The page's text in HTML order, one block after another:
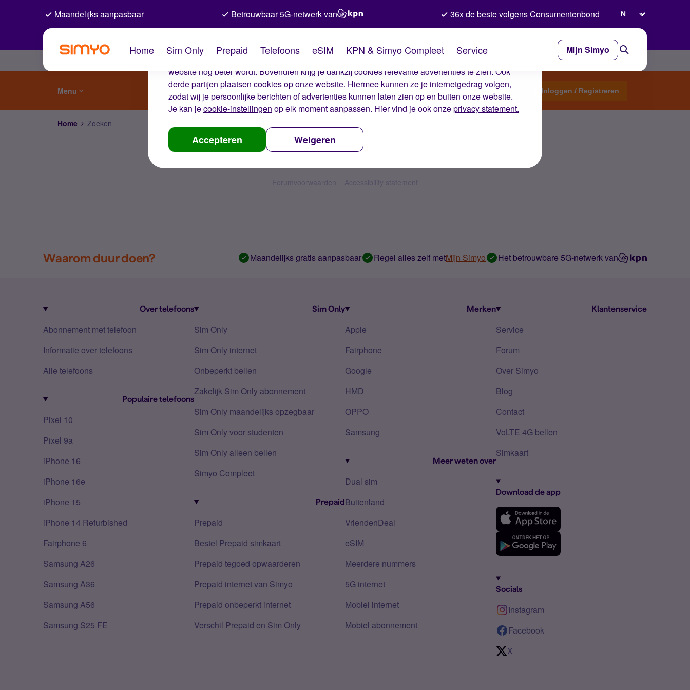
De cookies van Simyo
Wij gebruiken cookies op onze website. Met deze cookies zorgen wij ervoor dat je ervaring op de
website nog beter wordt. Bovendien krijg je dankzij cookies relevante advertenties te zien. Ook
derde partijen plaatsen cookies op onze website. Hiermee kunnen ze je internetgedrag volgen,
zodat wij je persoonlijke berichten of advertenties kunnen laten zien op en buiten onze website.
Je kan jecookie-instellingen op elk moment aanpassen. Hier vind je ook onzeprivacy statement.
Accepteren Weigeren
Maandelijks aanpasbaar Betrouwbaar 5G-netwerk van 36x de beste volgens Consumentenbond
Home Sim Only Prepaid Telefoons eSIM KPN & Simyo Compleet Service Mijn Simyo
Menu Start een topic Inloggen / Registreren
Home Zoeken
Forumvoorwaarden Accessibility statement
Waarom duur doen? Maandelijks gratis aanpasbaar Regel alles zelf metMijn Simyo Het betrouwbare 5G-netwerk van
Over telefoons
Abonnement met telefoon
Informatie over telefoons
Alle telefoons
Populaire telefoons
Pixel 10
Pixel 9a
iPhone 16
iPhone 16e
iPhone 15
iPhone 14 Refurbished
Fairphone 6
Samsung A26
Samsung A36
Samsung A56
Samsung S25 FE
Sim Only
Sim Only
Sim Only internet
Onbeperkt bellen
Zakelijk Sim Only abonnement
Sim Only maandelijks opzegbaar
Sim Only voor studenten
Sim Only alleen bellen
Simyo Compleet
Prepaid
Prepaid
Bestel Prepaid simkaart
Prepaid tegoed opwaarderen
Prepaid internet van Simyo
Prepaid onbeperkt internet
Verschil Prepaid en Sim Only
Merken
Apple
Fairphone
Google
HMD
OPPO
Samsung
Meer weten over
Dual sim
Buitenland
VriendenDeal
eSIM
Meerdere nummers
5G internet
Mobiel internet
Mobiel abonnement
Klantenservice
Service
Forum
Over Simyo
Blog
Contact
VoLTE 4G bellen
Simkaart
Download de app
Socials
Instagram
Facebook
X